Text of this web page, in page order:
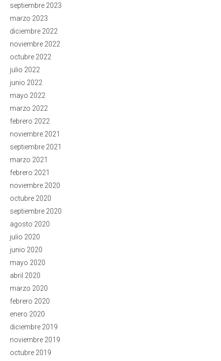
septiembre 2023
marzo 2023
diciembre 2022
noviembre 2022
octubre 2022
julio 2022
junio 2022
mayo 2022
marzo 2022
febrero 2022
noviembre 2021
septiembre 2021
marzo 2021
febrero 2021
noviembre 2020
octubre 2020
septiembre 2020
agosto 2020
julio 2020
junio 2020
mayo 2020
abril 2020
marzo 2020
febrero 2020
enero 2020
diciembre 2019
noviembre 2019
octubre 2019